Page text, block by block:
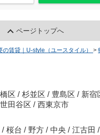
ページトップへ
賃貸｜U-style（ユースタイル） >
区 / 杉並区 / 豊島区 / 新宿
世田谷区 / 西東京市
/ 桜台 / 野方 / 中央 / 江古田 /